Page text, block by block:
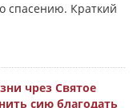
спасению. Краткий
чрез Святое
сию благодать